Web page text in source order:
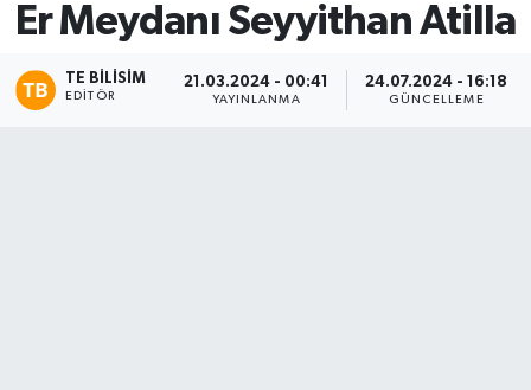
Er Meydanı Seyyithan Atilla
TE BILISIM
EDITÖR
21.03.2024 - 00:41
YAYINLANMA
24.07.2024 - 16:18
GÜNCELLEME
Trafik Durumu
Süper Lig Puan Durumu ve Fikstür